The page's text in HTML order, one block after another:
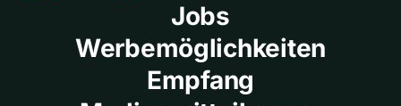
Jobs
Werbemöglichkeiten
Empfang